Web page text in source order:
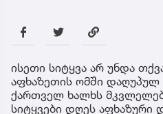
ისეთი სიტყვა არ უნდა
აფხაზეთის ომში
ქართველ ხალხს
სიტყვები დღეს აფხაზური